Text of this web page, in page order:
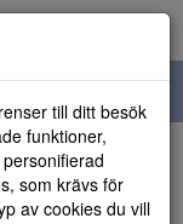
till ditt besök
funktioner,
som krävs för
av cookies du vill